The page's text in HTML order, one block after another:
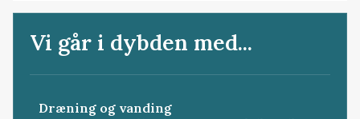
Vi går i dybden med...
Dræning og vanding